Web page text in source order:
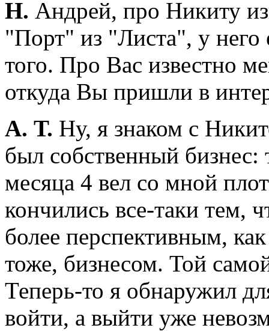
Н. Андрей, про Никиту
"Порт" из "Листа", у него
того. Про Вас известно
откуда Вы пришли в
А. Т. Ну, я знаком с
был собственный
месяца 4 вел со мной
кончились все-таки тем,
более перспективным,
тоже, бизнесом. Той
Теперь-то я обнаружил
войти, а выйти уже